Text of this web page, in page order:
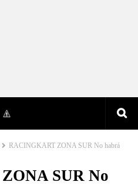
RACINGKART ZONA SUR No habrá
SUR No